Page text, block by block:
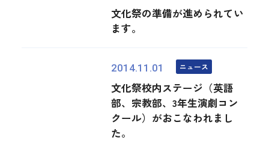
文化祭の準備が進められてい
ます。
2014.11.01 ニュース
文化祭校内ステージ（英語
部、宗教部、3年生演劇コン
クール）がおこなわれまし
た。